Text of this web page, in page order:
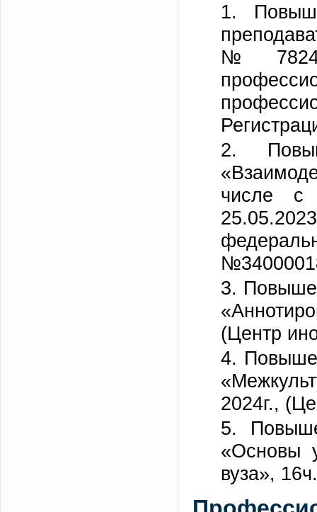
1.
2.
числе с
3.
(Центр
4.
2024г.,
5.
«Основы
вуза»,